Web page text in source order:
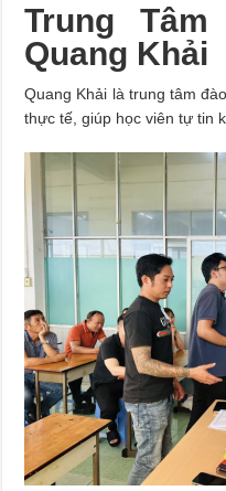
Trung
Quang Khải
Quang Khải là trung tâm
thực tế, giúp học viên tự tin